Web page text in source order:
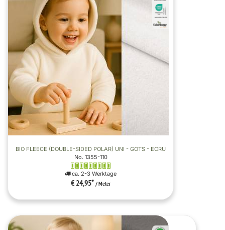
BIO FLEECE (DOUBLE-SIDED POLAR) UNI - GOTS - ECRU
No. 1355-110
ca. 2-3 Werktage
€ 24,95* / Meter